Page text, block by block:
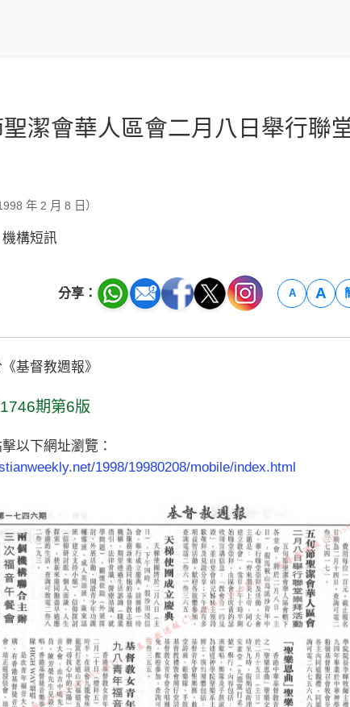
潔會華人區會二月八日舉行聯
1998 年 2 月 8 日）
構短訊
分享： A A
基督教週報》
期第6版
以下網址瀏覽：
1998/19980208/mobile/index.html